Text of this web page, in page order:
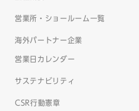
営業所・ショールーム一覧
海外パートナー企業
営業日カレンダー
サステナビリティ
CSR行動憲章